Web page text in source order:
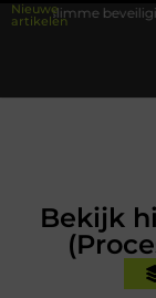
Nieuwe
artikelen met
Bekijk